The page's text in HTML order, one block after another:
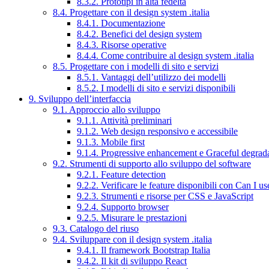
8.4. Progettare con il design system .italia
8.4.1. Documentazione
8.4.2. Benefici del design system
8.4.3. Risorse operative
8.4.4. Come contribuire al design system .italia
8.5. Progettare con i modelli di sito e servizi
8.5.1. Vantaggi dell’utilizzo dei modelli
8.5.2. I modelli di sito e servizi disponibili
9. Sviluppo dell’interfaccia
9.1. Approccio allo sviluppo
9.1.1. Attività preliminari
9.1.2. Web design responsivo e accessibile
9.1.3. Mobile first
9.1.4. Progressive enhancement e Graceful
9.2. Strumenti di supporto allo sviluppo del software
9.2.1. Feature detection
9.2.2. Verificare le feature disponibili con Can I
9.2.3. Strumenti e risorse per CSS e JavaScript
9.2.4. Supporto browser
9.2.5. Misurare le prestazioni
9.3. Catalogo del riuso
9.4. Sviluppare con il design system .italia
9.4.1. Il framework Bootstrap Italia
9.4.2. Il kit di sviluppo React